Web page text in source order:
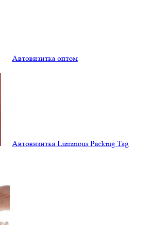
Автовизитка оптом
Автовизитка Luminous Packing Tag